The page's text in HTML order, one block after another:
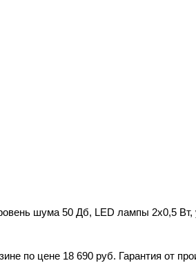
шума 50 Дб, LED лампы 2х0,5
по цене 18 690 руб. Гарантия от